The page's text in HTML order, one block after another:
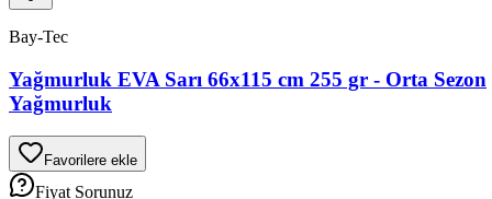
Bay-Tec
Yağmurluk EVA Sarı 66x115 cm 255 gr - Orta Sezon
Yağmurluk
Favorilere ekle
Fiyat Sorunuz